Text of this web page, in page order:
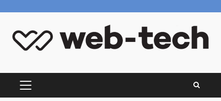
content
PRIMARY